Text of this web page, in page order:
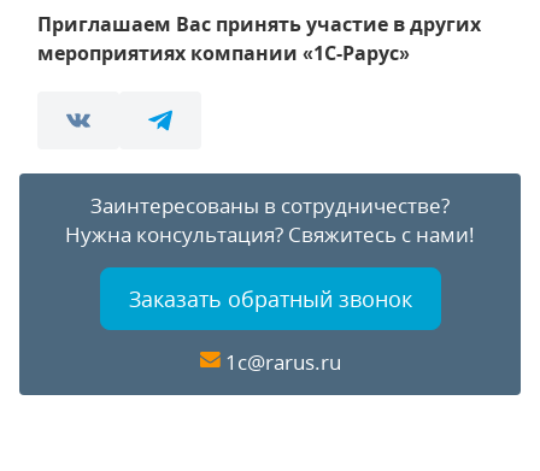
Приглашаем Вас принять участие в других
мероприятиях компании «1С-Рарус»
Заинтересованы в сотрудничестве?
Нужна консультация? Свяжитесь с нами!
Заказать обратный звонок
1c@rarus.ru